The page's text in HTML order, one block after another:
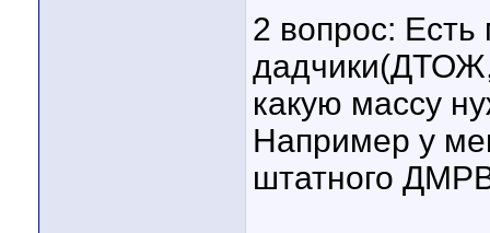
2 вопрос:
какую массу
Например у
штатного